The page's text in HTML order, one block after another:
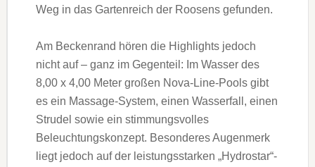
Weg in das Gartenreich der Roosens gefunden.
Am Beckenrand hören die Highlights jedoch
nicht auf – ganz im Gegenteil: Im Wasser des
8,00 x 4,00 Meter großen Nova-Line-Pools gibt
es ein Massage-System, einen Wasserfall, einen
Strudel sowie ein stimmungsvolles
Beleuchtungskonzept. Besonderes Augenmerk
liegt jedoch auf der leistungsstarken „Hydrostar“-